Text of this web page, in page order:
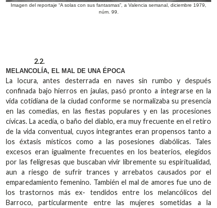
Imagen del reportaje “A solas con sus fantasmas”, a Valencia semanal, diciembre 1979,
núm. 99.
2.2.
MELANCOLÍA, EL MAL DE UNA ÉPOCA
La locura, antes desterrada en naves sin rumbo y después
confinada bajo hierros en jaulas, pasó pronto a integrarse en la
vida cotidiana de la ciudad conforme se normalizaba su presencia
en las comedias, en las fiestas populares y en las procesiones
cívicas. La acedía, o baño del diablo, era muy frecuente en el retiro
de la vida conventual, cuyos integrantes eran propensos tanto a
los éxtasis místicos como a las posesiones diabólicas. Tales
excesos eran igualmente frecuentes en los beaterios, elegidos
por las feligresas que buscaban vivir libremente su espiritualidad,
aun a riesgo de sufrir trances y arrebatos causados por el
emparedamiento femenino. También el mal de amores fue uno de
los trastornos más ex- tendidos entre los melancólicos del
Barroco, particularmente entre las mujeres sometidas a la